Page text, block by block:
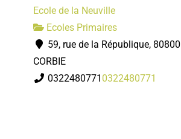
Ecole de la Neuville
Ecoles Primaires
59, rue de la République, 80800
CORBIE
0322480771 0322480771